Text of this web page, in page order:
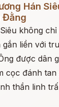
Hán
Đằng
không
gắn liền với
được dân
cọc đánh
thần linh